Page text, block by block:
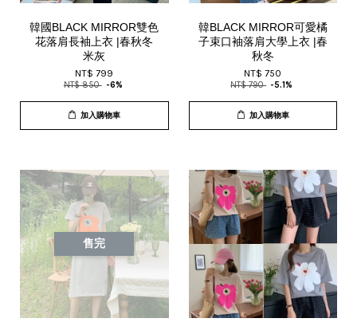
韓國BLACK MIRROR雙色
花落肩長袖上衣 |春秋冬
米灰
NT$ 799
NT$ 850 -6%
加入購物車
韓BLACK MIRROR可愛橘
子束口袖落肩大學上衣 |春
秋冬
NT$ 750
NT$ 790 -5.1%
加入購物車
售完